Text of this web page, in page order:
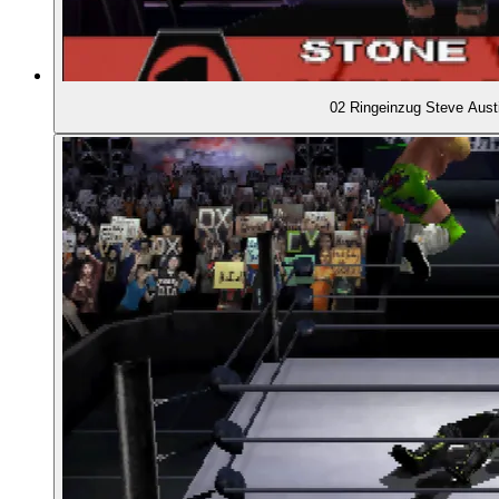
- Wrestlemania 15: Steve Austin vs. The Rock
- No Mercy 2000: Triple H vs. Chris Benoit
00:55:15 - Bedeutung von Storylines
00:57:25 DAS SPIEL: WWF NO MERCY
00:59:17 - Das "Attitude Meter" und seine Bedeutung
01:01:30 - Bedrängnis und Comeback
01:03:01 - Der Controller des N64
02 Ringeinzug Steve